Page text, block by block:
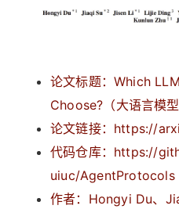
论文标题：Which
Choose?（大语言模
论文链接：https://
代码仓库：https://
uiuc/AgentProtocols
作者：Hongyi Du、